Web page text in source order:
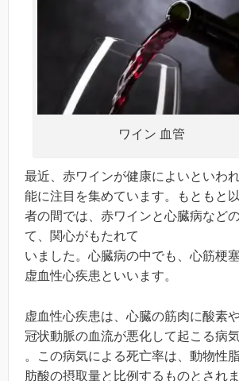
ワイン 血管
最近、赤ワインが健康によいといわ
能に注目を集めています。もともと
者の間では、赤ワインと心臓病など
て、関心がもたれて
いました。心臓病の中でも、心筋梗
虚血性心疾患といいます。
虚血性心疾患は、心臓の筋肉に酸素
冠状動脈の血流が悪化して起こる病気
。この病気による死亡率は、動物性
肪酸の摂取量と比例するものとされ